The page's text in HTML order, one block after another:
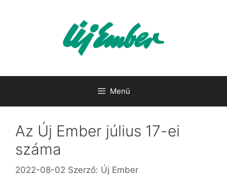
Menü
Az Új Ember július 17-ei
száma
2022-08-02 Szerző: Új Ember